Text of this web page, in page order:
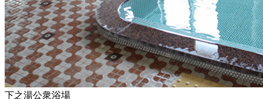
下之湯公衆浴場